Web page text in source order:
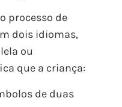
processo de
dois idiomas,
ou
que a criança:
de duas